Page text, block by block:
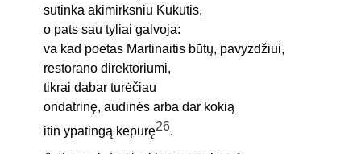
sutinka akimirksniu Kukutis,
o pats sau tyliai galvoja:
va kad poetas Martinaitis būtų, pavyzdžiui,
restorano direktoriumi,
tikrai dabar turėčiau
ondatrinę, audinės arba dar kokią
itin ypatingą kepurę26.